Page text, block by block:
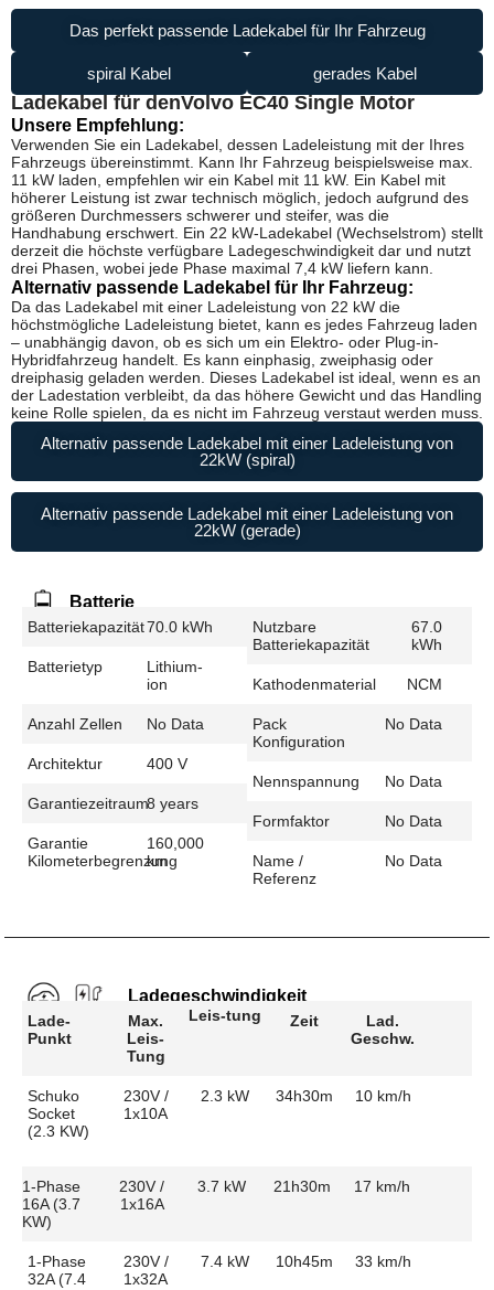
Das perfekt passende Ladekabel für Ihr Fahrzeug
spiral Kabel gerades Kabel
Ladekabel für denVolvo EC40 Single Motor
Unsere Empfehlung:
Verwenden Sie ein Ladekabel, dessen Ladeleistung mit der Ihres
Fahrzeugs übereinstimmt. Kann Ihr Fahrzeug beispielsweise max.
11 kW laden, empfehlen wir ein Kabel mit 11 kW. Ein Kabel mit
höherer Leistung ist zwar technisch möglich, jedoch aufgrund des
größeren Durchmessers schwerer und steifer, was die
Handhabung erschwert. Ein 22 kW-Ladekabel (Wechselstrom) stellt
derzeit die höchste verfügbare Ladegeschwindigkeit dar und nutzt
drei Phasen, wobei jede Phase maximal 7,4 kW liefern kann.
Alternativ passende Ladekabel für Ihr Fahrzeug:
Da das Ladekabel mit einer Ladeleistung von 22 kW die
höchstmögliche Ladeleistung bietet, kann es jedes Fahrzeug laden
– unabhängig davon, ob es sich um ein Elektro- oder Plug-in-
Hybridfahrzeug handelt. Es kann einphasig, zweiphasig oder
dreiphasig geladen werden. Dieses Ladekabel ist ideal, wenn es an
der Ladestation verbleibt, da das höhere Gewicht und das Handling
keine Rolle spielen, da es nicht im Fahrzeug verstaut werden muss.
Alternativ passende Ladekabel mit einer Ladeleistung von
22kW (spiral)
Alternativ passende Ladekabel mit einer Ladeleistung von
22kW (gerade)
Batterie
Batteriekapazität70.0 kWh
Batterietyp
Lithium-
ion
Anzahl Zellen No Data
Architektur 400 V
Garantiezeitraum8 years
Garantie
Kilometerbegrenzung
160,000
km
Nutzbare
Batteriekapazität
67.0
kWh
Kathodenmaterial NCM
Pack
Konfiguration
No Data
Nennspannung No Data
Formfaktor No Data
Name /
Referenz
No Data
Ladegeschwindigkeit
Lade-
Punkt
Max.
Leis-
Tung
Leis-tung Zeit
Lad.
Geschw.
Schuko
Socket
(2.3 KW)
230V /
1x10A
2.3 kW 34h30m 10 km/h
1-Phase
16A (3.7
KW)
230V /
1x16A
3.7 kW 21h30m 17 km/h
1-Phase
32A (7.4
230V /
1x32A
7.4 kW 10h45m 33 km/h